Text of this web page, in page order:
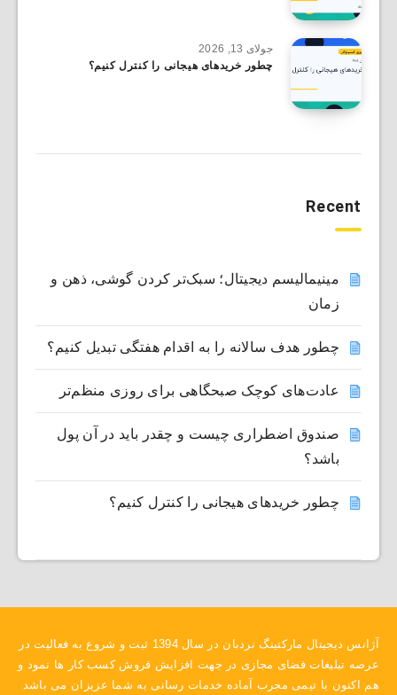
جولای 13, 2026
چطور خریدهای هیجانی را کنترل کنیم؟
Recent
مینیمالیسم دیجیتال؛ سبک‌تر کردن گوشی، ذهن و
زمان
چطور هدف سالانه را به اقدام هفتگی تبدیل کنیم؟
عادت‌های کوچک صبحگاهی برای روزی منظم‌تر
صندوق اضطراری چیست و چقدر باید در آن پول
باشد؟
چطور خریدهای هیجانی را کنترل کنیم؟
آژانس دیجیتال مارکتینگ نردبان در سال 1394 ثبت و شروع به فعالیت در
عرصه تبلیغات فضای مجازی در جهت افزایش فروش کسب کار ها نمود و
هم اکنون با تیمی مجرب آماده خدمات رسانی به شما عزیزان می باشد